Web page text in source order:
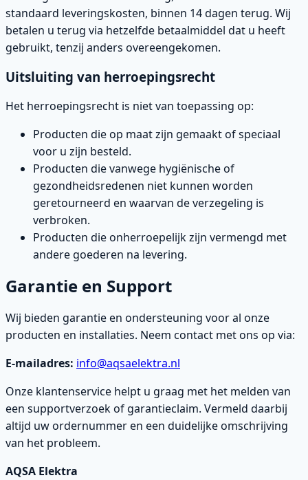
standaard leveringskosten, binnen 14 dagen terug. Wij
betalen u terug via hetzelfde betaalmiddel dat u heeft
gebruikt, tenzij anders overeengekomen.
Uitsluiting van herroepingsrecht
Het herroepingsrecht is niet van toepassing op:
Producten die op maat zijn gemaakt of speciaal
voor u zijn besteld.
Producten die vanwege hygiënische of
gezondheidsredenen niet kunnen worden
geretourneerd en waarvan de verzegeling is
verbroken.
Producten die onherroepelijk zijn vermengd met
andere goederen na levering.
Garantie en Support
Wij bieden garantie en ondersteuning voor al onze
producten en installaties. Neem contact met ons op via:
E-mailadres: info@aqsaelektra.nl
Onze klantenservice helpt u graag met het melden van
een supportverzoek of garantieclaim. Vermeld daarbij
altijd uw ordernummer en een duidelijke omschrijving
van het probleem.
AQSA Elektra